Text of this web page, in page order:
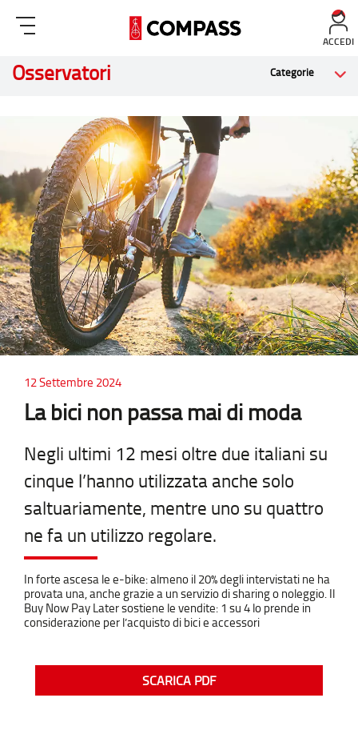
ACCEDI
Osservatori Categorie
12 Settembre 2024
La bici non passa mai di moda
Negli ultimi 12 mesi oltre due italiani su
cinque l’hanno utilizzata anche solo
saltuariamente, mentre uno su quattro
ne fa un utilizzo regolare.
In forte ascesa le e-bike: almeno il 20% degli intervistati ne ha
provata una, anche grazie a un servizio di sharing o noleggio. Il
Buy Now Pay Later sostiene le vendite: 1 su 4 lo prende in
considerazione per l’acquisto di bici e accessori
SCARICA PDF